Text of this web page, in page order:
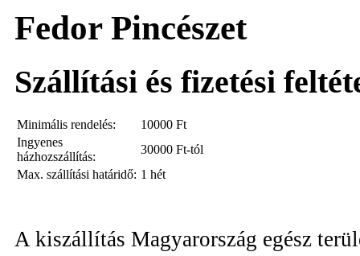
Fedor Pincészet
Szállítási és fizetési
Minimális rendelés: 10000 Ft
Ingyenes
házhozszállítás:
30000 Ft-tól
Max. szállítási határidő: 1 hét
A kiszállítás Magyarország egész